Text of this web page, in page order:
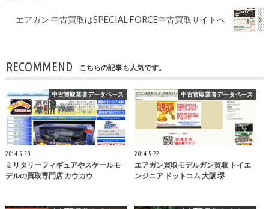
エアガン 中古買取はSPECIAL FORCE中古買取サイトへ
RECOMMEND こちらの記事も人気です。
中古買取業者データベース
2014.5.30
ミリタリーフィギュアやスケールモ
デルの買取専門店 カウカウ
中古買取業者データベース
2014.5.22
エアガン買取モデルガン買取 トイエ
ンジニア ドットコム 大阪 堺